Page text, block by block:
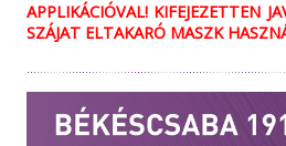
APPLIKÁCIÓVAL! KIFEJEZETTEN
SZÁJAT ELTAKARÓ MASZK